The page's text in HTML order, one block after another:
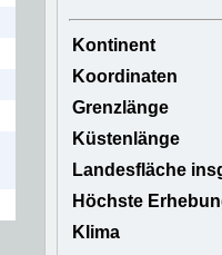
Kontinent
Koordinaten
Grenzlänge
Küstenlänge
Landesfläche
Höchste
Klima